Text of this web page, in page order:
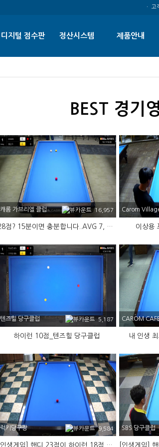
ㆍ 고
디지털 점수판 정산시스템 제품안내
BEST 경기
캐롬 가브리엘 클럽 16,957
28점? 15분이면 충분합니다..AVG 7, HR 11
Carom
이상용
텐즈힐 당구클럽 5,187
하이런 10점_텐즈힐 당구클럽
CAROM
내 인생
럭키당구장 9,584
[인생게임] 핸디 23점이 하이런 18점 기록 (5이닝)
SBS 당구클럽